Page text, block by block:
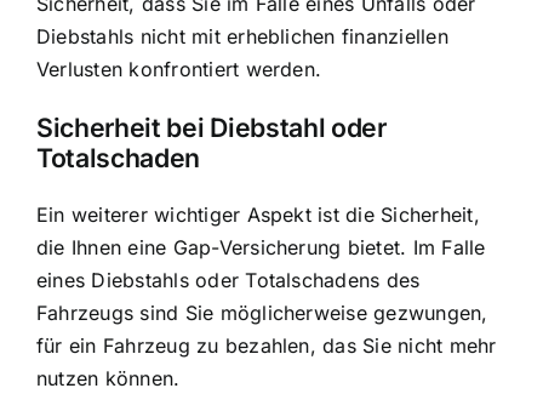
Diebstahls nicht mit erheblichen finanziellen
Verlusten konfrontiert werden.
Sicherheit bei Diebstahl oder
Totalschaden
Ein weiterer wichtiger Aspekt ist die Sicherheit,
die Ihnen eine Gap-Versicherung bietet. Im Falle
eines Diebstahls oder Totalschadens des
Fahrzeugs sind Sie möglicherweise gezwungen,
für ein Fahrzeug zu bezahlen, das Sie nicht mehr
nutzen können.